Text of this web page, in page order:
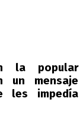
la popular
un mensaje
les impedía